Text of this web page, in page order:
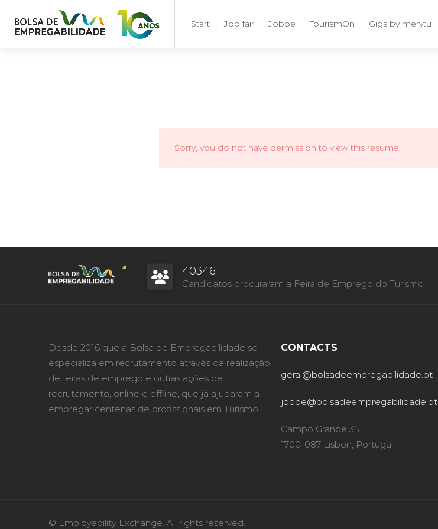
Start Job fair Jobbe TourismOn Gigs by merytu
Sorry, you do not have permission to view this resume.
40346
Candidatos procuraram a Feira de Emprego do Turismo
Desde 2016 que a Bolsa de Empregabilidade se
especializa em recrutamento através da realização
de feiras de emprego e outras ações de
recrutamento, online e offline, que já ajudaram a
empregar centenas de profissionais em Turismo.
CONTACTS
geral@bolsadeempregabilidade.pt
jobbe@bolsadeempregabilidade.pt
Campo Grande 35
1700-087 Lisbon, Portugal
© Employability Exchange. All rights reserved.